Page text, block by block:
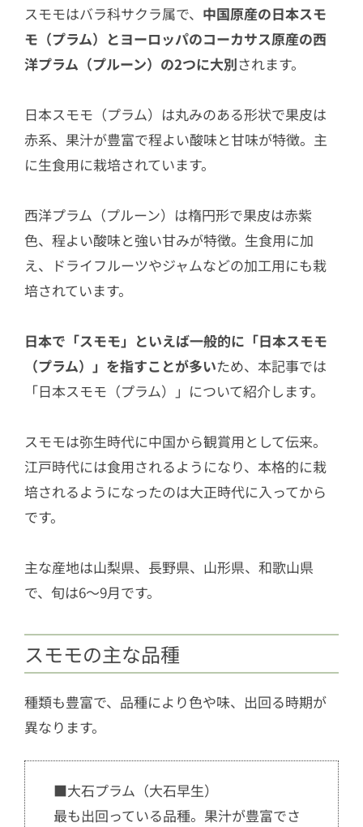
スモモはバラ科サクラ属で、 中国原産の日本スモ
モ（プラム）とヨーロッパのコーカサス原産の西
洋プラム（プルーン）の2つに大別されます。
日本スモモ（プラム）は丸みのある形状で果皮は
赤系、果汁が豊富で程よい酸味と甘味が特徴。主
に生食用に栽培されています。
西洋プラム（プルーン）は楕円形で果皮は赤紫
色、程よい酸味と強い甘みが特徴。生食用に加
え、ドライフルーツやジャムなどの加工用にも栽
培されています。
日本で「スモモ」といえば一般的に「日本スモモ
（プラム）」を指すことが多いため、本記事では
「日本スモモ（プラム）」について紹介します。
スモモは弥生時代に中国から観賞用として伝来。
江戸時代には食用されるようになり、本格的に栽
培されるようになったのは大正時代に入ってから
です。
主な産地は山梨県、長野県、山形県、和歌山県
で、旬は6〜9月です。
スモモの主な品種
種類も豊富で、品種により色や味、出回る時期が
異なります。
■大石プラム（大石早生）
最も出回っている品種。果汁が豊富でさ